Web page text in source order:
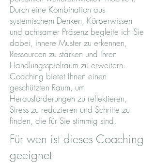
Durch eine Kombination aus
systemischem Denken, Körperwissen
und achtsamer Präsenz begleite ich Sie
dabei, innere Muster zu erkennen,
Ressourcen zu stärken und Ihren
Handlungsspielraum zu erweitern.
Coaching bietet Ihnen einen
geschützten Raum, um
Herausforderungen zu reflektieren,
Stress zu reduzieren und Schritte zu
finden, die für Sie stimmig sind.
Für wen ist dieses Coaching
geeignet